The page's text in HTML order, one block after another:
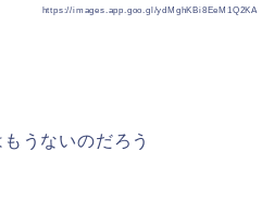
https://images.app.goo.gl/ydMghKBi8EeM1Q2KA
うないのだろう